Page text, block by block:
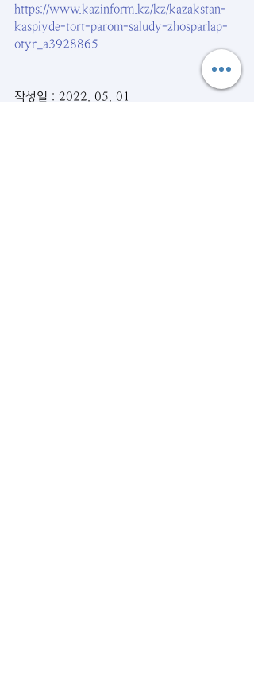
https://www.kazinform.kz/kz/kazakstan-
kaspiyde-tort-parom-saludy-zhosparlap-
otyr_a3928865
작성일 : 2022. 05. 01